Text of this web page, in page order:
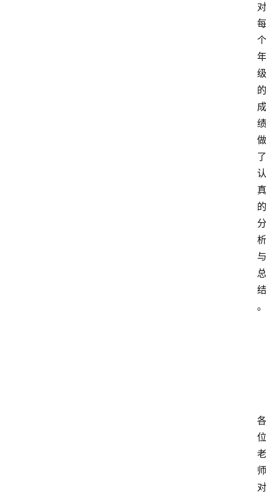
对
每
个
年
级
的
成
绩
做
了
认
真
的
分
析
与
总
结
。
各
位
老
师
对